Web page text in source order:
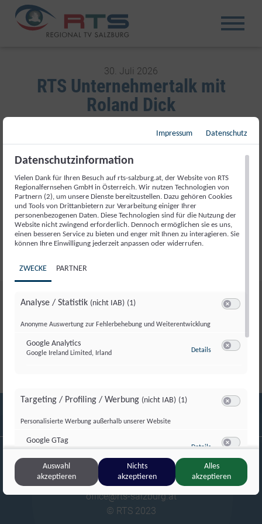
30. Juli 2026
RTS Unternehmertalk mit
Roland Dick
RTS UNTERNEHMERTALK MIT ROLAND
DICK
Do., 30. Juli Do., 30. Juli
RTS Unternehmertalk mit Claudia Bruckschwaiger
RTS Regionalfernsehen GmbH
Ludwig-Bieringer-Platz 1
5071 Wals-Himmelreich
+43 662 630945
office@rts-salzburg.at
© RTS 2023
Impressum Datenschutz
Datenschutzinformation
Vielen Dank für Ihren Besuch auf rts-salzburg.at, der Website von RTS
Regionalfernsehen GmbH in Österreich. Wir nutzen Technologien von
Partnern (2), um unsere Dienste bereitzustellen. Dazu gehören Cookies
und Tools von Drittanbietern zur Verarbeitung einiger Ihrer
personenbezogenen Daten. Diese Technologien sind für die Nutzung der
Website nicht zwingend erforderlich. Dennoch ermöglichen sie es uns,
einen besseren Service zu bieten und enger mit Ihnen zu interagieren. Sie
können Ihre Einwilligung jederzeit anpassen oder widerrufen.
ZWECKE PARTNER
Analyse / Statistik (nicht IAB) (1)
Anonyme Auswertung zur Fehlerbehebung und Weiterentwicklung
Google Analytics
Google Ireland Limited, Irland Details zu Google
Targeting / Profiling / Werbung (nicht IAB) (1)
Personalisierte Werbung außerhalb unserer Website
Google GTag
Google Ireland Limited, Irland Details zu Google GTag
Sonstige Inhalte(nicht IAB) (2)
Auswahl
akzeptieren
Nichts
akzeptieren
Alles
akzeptieren